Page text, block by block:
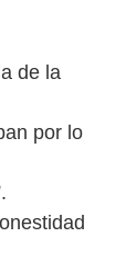
de la
por lo